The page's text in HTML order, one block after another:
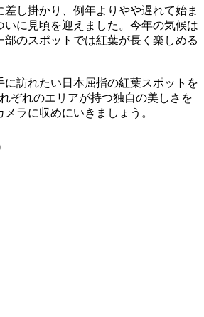
差し掛かり、例年よりやや遅れて始ま
いに見頃を迎えました。今年の気候は
のスポットでは紅葉が長く楽しめる
に訪れたい日本屈指の紅葉スポットを
ぞれのエリアが持つ独自の美しさを
ラに収めにいきましょう。